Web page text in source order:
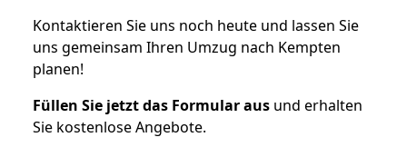
Kontaktieren Sie uns noch heute und lassen Sie
uns gemeinsam Ihren Umzug nach Kempten
planen!
Füllen Sie jetzt das Formular aus und erhalten
Sie kostenlose Angebote.